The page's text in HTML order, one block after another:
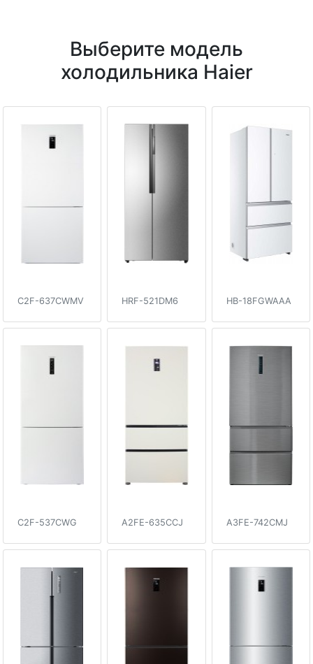
Выберите модель
холодильника Haier
C2F-637CWMV HRF-521DM6 HB-18FGWAAA
C2F-537CWG A2FE-635CCJ A3FE-742CMJ